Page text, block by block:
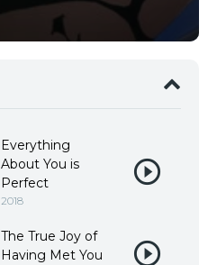
Everything
About You is
Perfect
2018
The True Joy of
Having Met You